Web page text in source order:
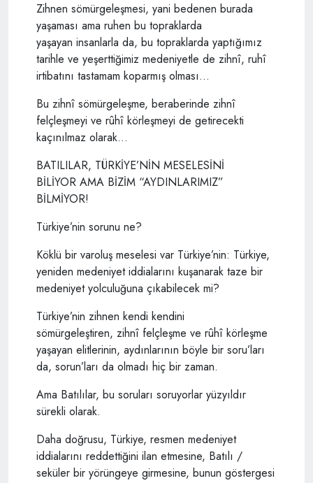
Zihnen sömürgeleşmesi, yani bedenen burada
yaşaması ama ruhen bu topraklarda
yaşayan insanlarla da, bu topraklarda yaptığımız
tarihle ve yeşerttiğimiz medeniyetle de zihnî, ruhî
irtibatını tastamam koparmış olması...
Bu zihnî sömürgeleşme, beraberinde zihnî
felçleşmeyi ve rûhî körleşmeyi de getirecekti
kaçınılmaz olarak...
BATILILAR, TÜRKİYE’NİN MESELESİNİ
BİLİYOR AMA BİZİM “AYDINLARIMIZ”
BİLMİYOR!
Türkiye’nin sorunu ne?
Köklü bir varoluş meselesi var Türkiye’nin: Türkiye,
yeniden medeniyet iddialarını kuşanarak taze bir
medeniyet yolculuğuna çıkabilecek mi?
Türkiye’nin zihnen kendi kendini
sömürgeleştiren, zihnî felçleşme ve rûhî körleşme
yaşayan elitlerinin, aydınlarının böyle bir soru’ları
da, sorun’ları da olmadı hiç bir zaman.
Ama Batılılar, bu soruları soruyorlar yüzyıldır
sürekli olarak.
Daha doğrusu, Türkiye, resmen medeniyet
iddialarını reddettiğini ilan etmesine, Batılı /
seküler bir yörüngeye girmesine, bunun göstergesi